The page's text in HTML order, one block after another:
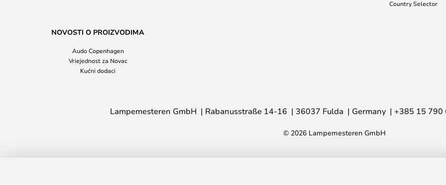
Country Selector
NOVOSTI O PROIZVODIMA
Audo Copenhagen
Vriejednost za Novac
Kućni dodaci
Lampemesteren GmbH Rabanusstraße 14-16 36037 Fulda Germany +385 15 790
© 2026 Lampemesteren GmbH